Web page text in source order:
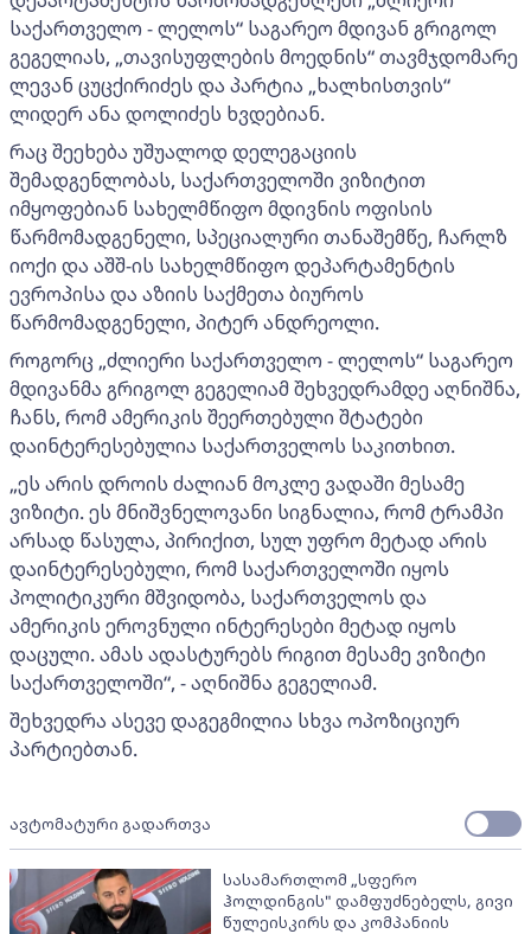
საქართველო - ლელოს“ საგარეო მდივან გრიგოლ
გეგელიას, „თავისუფლების მოედნის“ თავმჯდომარე
ლევან ცუცქირიძეს და პარტია „ხალხისთვის“
ლიდერ ანა დოლიძეს ხვდებიან.
რაც შეეხება უშუალოდ დელეგაციის
შემადგენლობას, საქართველოში ვიზიტით
იმყოფებიან სახელმწიფო მდივნის ოფისის
წარმომადგენელი, სპეციალური თანაშემწე, ჩარლზ
იოქი და აშშ-ის სახელმწიფო დეპარტამენტის
ევროპისა და აზიის საქმეთა ბიუროს
წარმომადგენელი, პიტერ ანდრეოლი.
როგორც „ძლიერი საქართველო - ლელოს“ საგარეო
მდივანმა გრიგოლ გეგელიამ შეხვედრამდე აღნიშნა,
ჩანს, რომ ამერიკის შეერთებული შტატები
დაინტერესებულია საქართველოს საკითხით.
„ეს არის დროის ძალიან მოკლე ვადაში მესამე
ვიზიტი. ეს მნიშვნელოვანი სიგნალია, რომ ტრამპი
არსად წასულა, პირიქით, სულ უფრო მეტად არის
დაინტერესებული, რომ საქართველოში იყოს
პოლიტიკური მშვიდობა, საქართველოს და
ამერიკის ეროვნული ინტერესები მეტად იყოს
დაცული. ამას ადასტურებს რიგით მესამე ვიზიტი
საქართველოში“, - აღნიშნა გეგელიამ.
შეხვედრა ასევე დაგეგმილია სხვა ოპოზიციურ
პარტიებთან.
ავტომატური გადართვა
სასამართლომ „სფერო
ჰოლდინგის" დამფუძნებელს, გივი
წულეისკირს და კომპანიის